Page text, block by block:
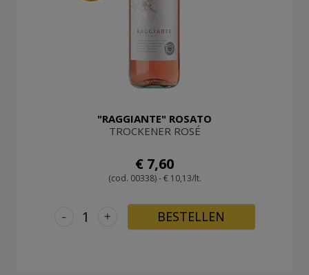
"RAGGIANTE" ROSATO
TROCKENER ROSÉ
€ 7,60
(cod. 00338) - € 10,13/lt.
+
- BESTELLEN